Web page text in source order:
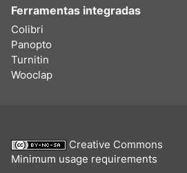
Ferramentas integradas
Colibri
Panopto
Turnitin
Wooclap
Creative Commons
Minimum usage requirements